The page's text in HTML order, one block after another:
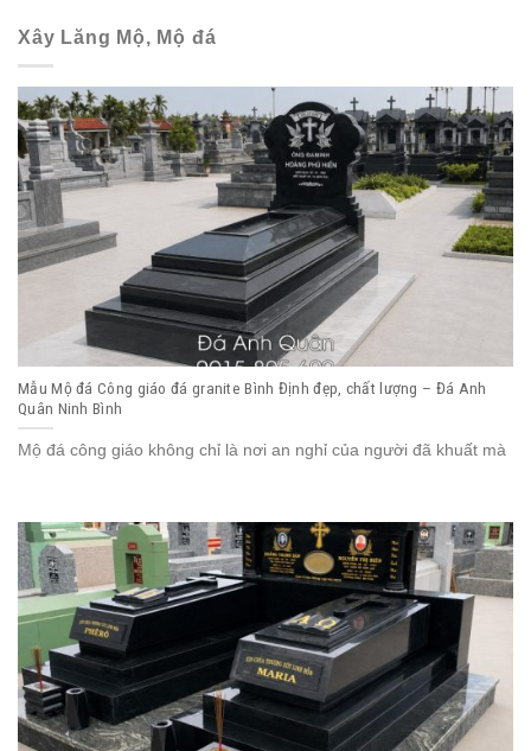
Xây Lăng Mộ, Mộ đá
Mẫu Mộ đá Công giáo đá granite Bình Định đẹp, chất lượng – Đá Anh
Quân Ninh Bình
Mộ đá công giáo không chỉ là nơi an nghỉ của người đã khuất mà